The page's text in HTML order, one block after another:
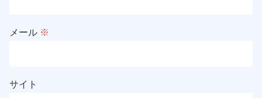
メール ※
サイト